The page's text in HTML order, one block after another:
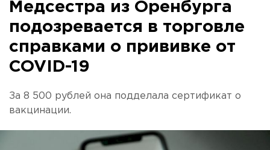
Медсестра из Оренбурга
подозревается в торговле
справками о прививке от
COVID-19
За 8 500 рублей она подделала сертификат о
вакцинации.